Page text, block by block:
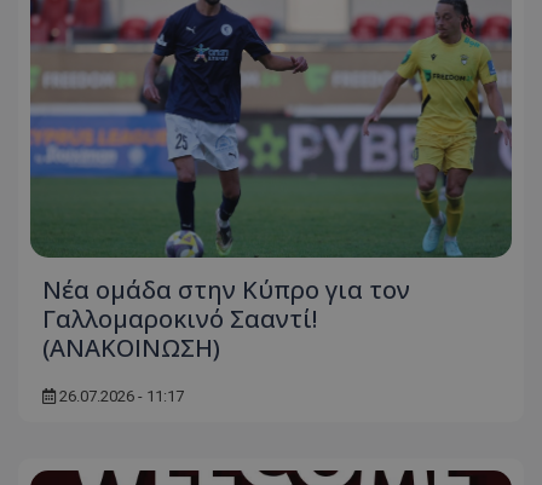
Νέα ομάδα στην Κύπρο για τον
Γαλλομαροκινό Σααντί!
(ΑΝΑΚΟΙΝΩΣΗ)
26.07.2026 - 11:17